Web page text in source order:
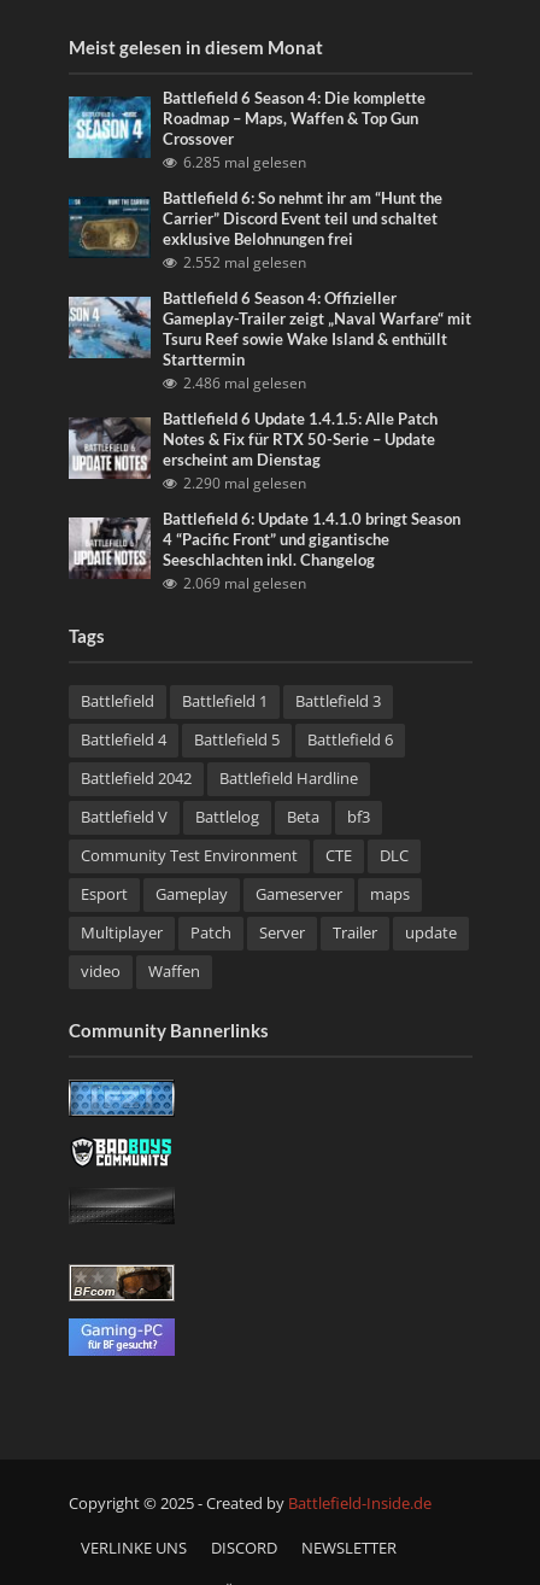
Meist gelesen in diesem Monat
Battlefield 6 Season 4: Die komplette
Roadmap – Maps, Waffen & Top Gun
Crossover
6.285 mal gelesen
Battlefield 6: So nehmt ihr am “Hunt the
Carrier” Discord Event teil und schaltet
exklusive Belohnungen frei
2.552 mal gelesen
Battlefield 6 Season 4: Offizieller
Gameplay-Trailer zeigt „Naval Warfare“ mit
Tsuru Reef sowie Wake Island & enthüllt
Starttermin
2.486 mal gelesen
Battlefield 6 Update 1.4.1.5: Alle Patch
Notes & Fix für RTX 50-Serie – Update
erscheint am Dienstag
2.290 mal gelesen
Battlefield 6: Update 1.4.1.0 bringt Season
4 “Pacific Front” und gigantische
Seeschlachten inkl. Changelog
2.069 mal gelesen
Tags
Battlefield Battlefield 1
Battlefield 3
Battlefield 4
Battlefield 5
Battlefield 6
Battlefield 2042
Battlefield Hardline
Battlefield V
Battlelog Beta
bf3
Community Test Environment
CTE
DLC
Esport
Gameplay Gameserver
maps
Multiplayer
Patch Server Trailer
update
video
Waffen
Community Bannerlinks
Copyright © 2025 - Created by Battlefield-Inside.de
VERLINKE UNS DISCORD NEWSLETTER